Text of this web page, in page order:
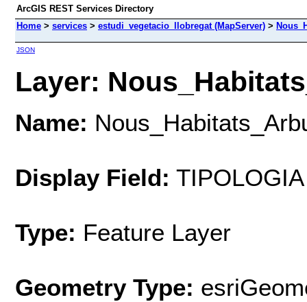
ArcGIS REST Services Directory
Home > services > estudi_vegetacio_llobregat (MapServer) >
JSON
Layer:
Name:
Display Field: TIPOLOGIA
Type: Feature Layer
Geometry Type: